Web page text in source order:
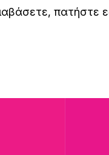
πατήστε